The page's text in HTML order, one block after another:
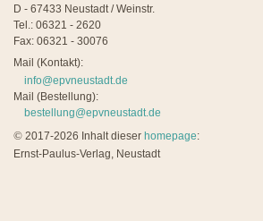
D - 67433 Neustadt / Weinstr.
Tel.: 06321 - 2620
Fax: 06321 - 30076
Mail (Kontakt):
info@epvneustadt.de
Mail (Bestellung):
bestellung@epvneustadt.de
© 2017-2026 Inhalt dieser homepage:
Ernst-Paulus-Verlag, Neustadt